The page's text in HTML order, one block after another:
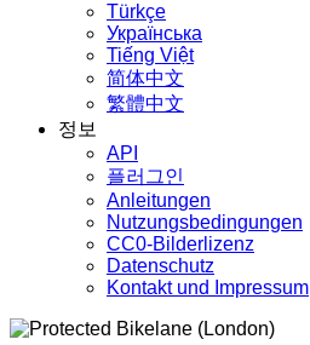
Türkçe
Українська
Tiếng Việt
简体中文
繁體中文
정보
API
플러그인
Anleitungen
Nutzungsbedingungen
CC0-Bilderlizenz
Datenschutz
Kontakt und Impressum